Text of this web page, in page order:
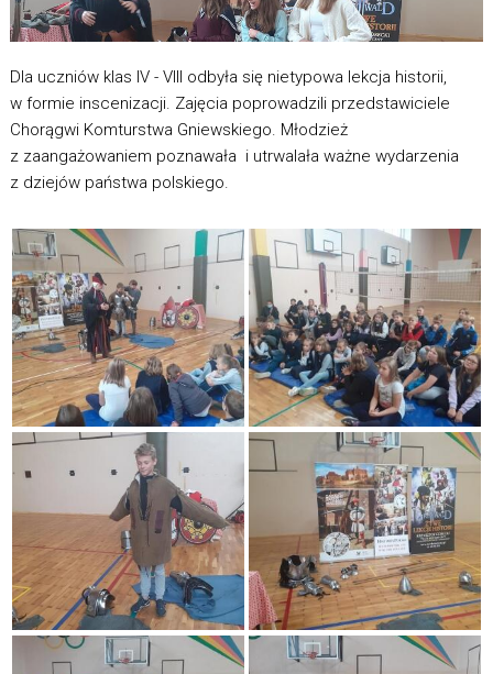
Dla uczniów klas IV - VIII odbyła się nietypowa lekcja historii,
w formie inscenizacji. Zajęcia poprowadzili przedstawiciele
Chorągwi Komturstwa Gniewskiego. Młodzież
z zaangażowaniem poznawała i utrwalała ważne wydarzenia
z dziejów państwa polskiego.